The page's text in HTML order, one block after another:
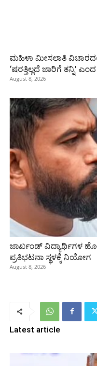
ಮಹಿಳಾ ಮೀಸಲಾತಿ
‘ಷರತ್ತಿಲ್ಲದೆ ಜಾರಿಗೆ ತನ್ನಿ’
August 8, 2026
ಜಾರ್ಖಂಡ್‌ ವಿದ್ಯಾರ್ಥಿಗಳ
ಪ್ರತಿಭಟನಾ ಸ್ಥಳಕ್ಕೆ ನಿಯೋಗ
August 8, 2026
Latest article